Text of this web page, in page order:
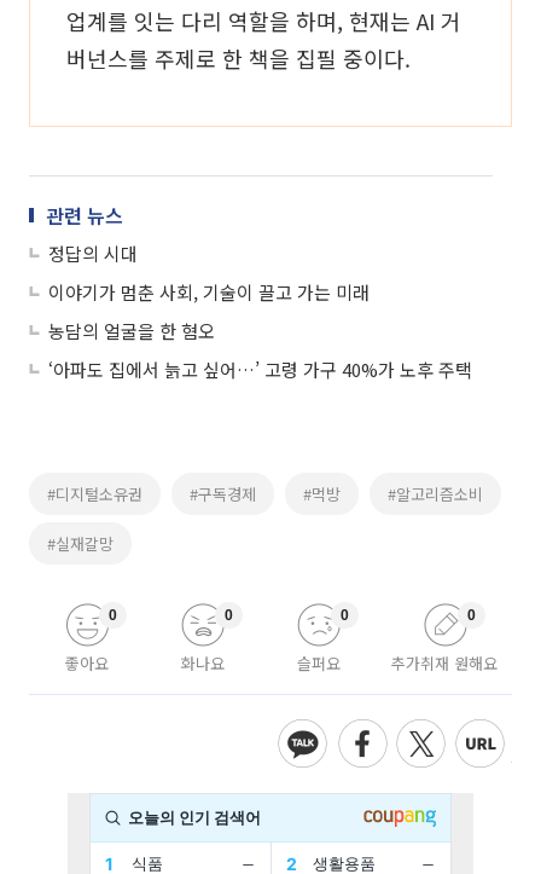
업계를 잇는 다리 역할을 하며, 현재는 AI 거
버넌스를 주제로 한 책을 집필 중이다.
관련 뉴스
정답의 시대
이야기가 멈춘 사회, 기술이 끌고 가는 미래
농담의 얼굴을 한 혐오
‘아파도 집에서 늙고 싶어…’ 고령 가구 40%가 노후 주택
#디지털소유권 #구독경제 #먹방 #알고리즘소비
#실재갈망
좋아요
0
화나요
0
슬퍼요
0
추가취재 원해요
0